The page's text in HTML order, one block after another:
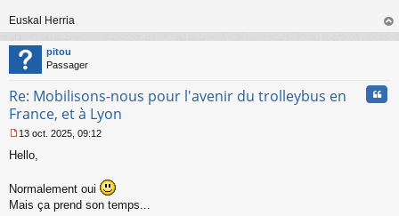
u
Euskal Herria
au
pitou
Passager
Re: Mobilisons-nous pour l'avenir du trolleybus en
France, et à Lyon
e
a
g
13 oct. 2025, 09:12
Hello,
Normalement oui
Mais ça prend son temps...